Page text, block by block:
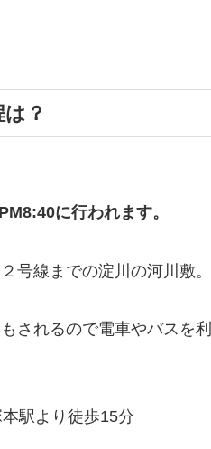
？
に行われます。
号線までの淀川の河川敷。
されるので電車やバスを利
駅より徒歩15分